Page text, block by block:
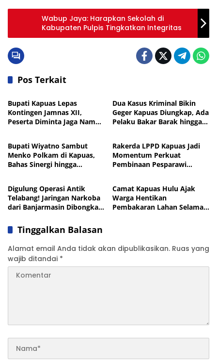
Wabup Jaya: Harapkan Sekolah di
Kabupaten Pulpis Tingkatkan Integritas
Pos Terkait
Pemkab Kapuas
Bupati Kapuas Lepas
Kontingen Jamnas XII,
Peserta Diminta Jaga Nama
Dua Kasus Kriminal Bikin
Geger Kapuas Diungkap, Ada
Pelaku Bakar Barak hingga
Pemkab Kapuas
Bupati Wiyatno Sambut
Menko Polkam di Kapuas,
Bahas Sinergi hingga
Pemkab Kapuas
Rakerda LPPD Kapuas Jadi
Momentum Perkuat
Pembinaan Pesparawi
News
Digulung Operasi Antik
Telabang! Jaringan Narkoba
dari Banjarmasin Dibongkar,
Pemkab Kapuas
Camat Kapuas Hulu Ajak
Warga Hentikan
Pembakaran Lahan Selama
Tinggalkan Balasan
Alamat email Anda tidak akan dipublikasikan. Ruas yang
wajib ditandai *